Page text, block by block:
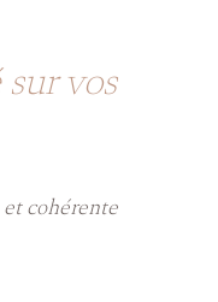
vos
cohérente